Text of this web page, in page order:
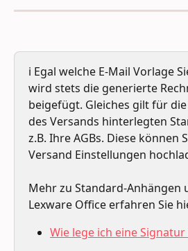
ℹ️ Egal welche E-Mail Vorlage
wird stets die generierte
beigefügt. Gleiches gilt für
des Versands hinterlegten
z.B. Ihre AGBs. Diese können
Versand Einstellungen
Mehr zu Standard-Anhängen
Lexware Office erfahren Sie
Wie lege ich eine